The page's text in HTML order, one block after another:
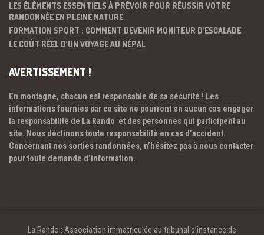
LES ÉLÉMENTS ESSENTIELS À PRÉVOIR POUR RÉUSSIR VOTRE
RANDONNÉE EN PLEINE NATURE
FORMATION SPORT : COMMENT DEVENIR MONITEUR D’ESCALADE
LE COÛT RÉEL D’UN VOYAGE AU NÉPAL
AVERTISSEMENT !
En montagne, chacun est responsable de sa sécurité ! Les
informations fournies par ce site ne pourront en aucun cas engager
la responsabilité de La Rando et des personnes qui participent au
site. Nous déclinons toute responsabilité en cas d’accident.
Concernant nos sorties randonnées, n’hésitez pas à nous contacter
pour toute demande d’information.
La Rando : Association immatriculée au tribunal d’instance de